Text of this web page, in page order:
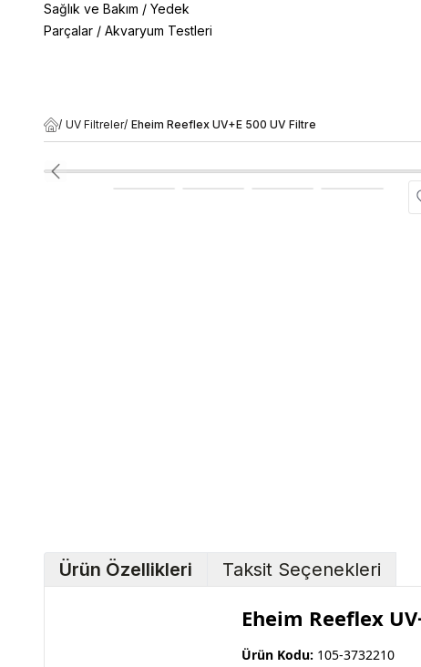
Sağlık ve Bakım / Yedek
Parçalar / Akvaryum Testleri
/ UV Filtreler/ Eheim Reeflex UV+E 500 UV Filtre
Ürün Özellikleri Taksit Seçenekleri
Eheim Reeflex
Ürün Kodu: 105-3732210